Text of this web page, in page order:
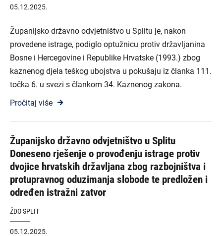
05.12.2025.
Županijsko državno odvjetništvo u Splitu je, nakon
provedene istrage, podiglo optužnicu protiv državljanina
Bosne i Hercegovine i Republike Hrvatske (1993.) zbog
kaznenog djela teškog ubojstva u pokušaju iz članka 111.
točka 6. u svezi s člankom 34. Kaznenog zakona.
Pročitaj više
Županijsko državno odvjetništvo u Splitu
Doneseno rješenje o provođenju istrage protiv
dvojice hrvatskih državljana zbog razbojništva i
protupravnog oduzimanja slobode te predložen i
određen istražni zatvor
ŽDO SPLIT
05.12.2025.